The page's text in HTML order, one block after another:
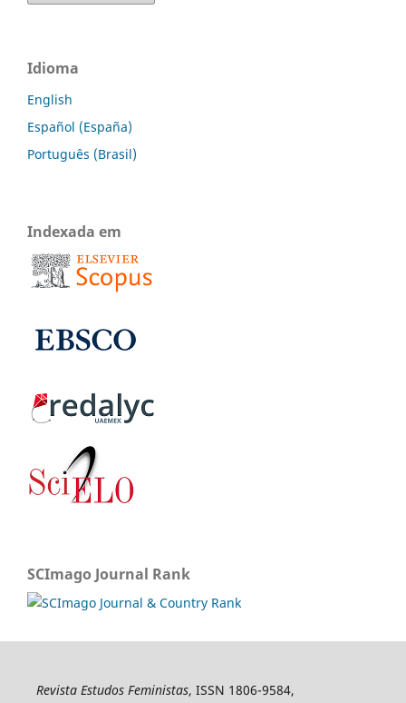
Idioma
English
Español (España)
Português (Brasil)
Indexada em
SCImago Journal Rank
Revista Estudos Feministas, ISSN 1806-9584,